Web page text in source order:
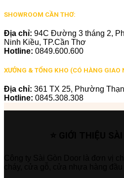
SHOWROOM CẦN THƠ:
Địa chỉ: 94C Đường 3 tháng 2,
Ninh Kiều, TP.Cần Thơ
Hotline: 0849.600.600
XƯỞNG & TỔNG KHO (CÓ HÀNG GIAO
Địa chỉ: 361 TX 25, Phường
Hotline: 0845.308.308